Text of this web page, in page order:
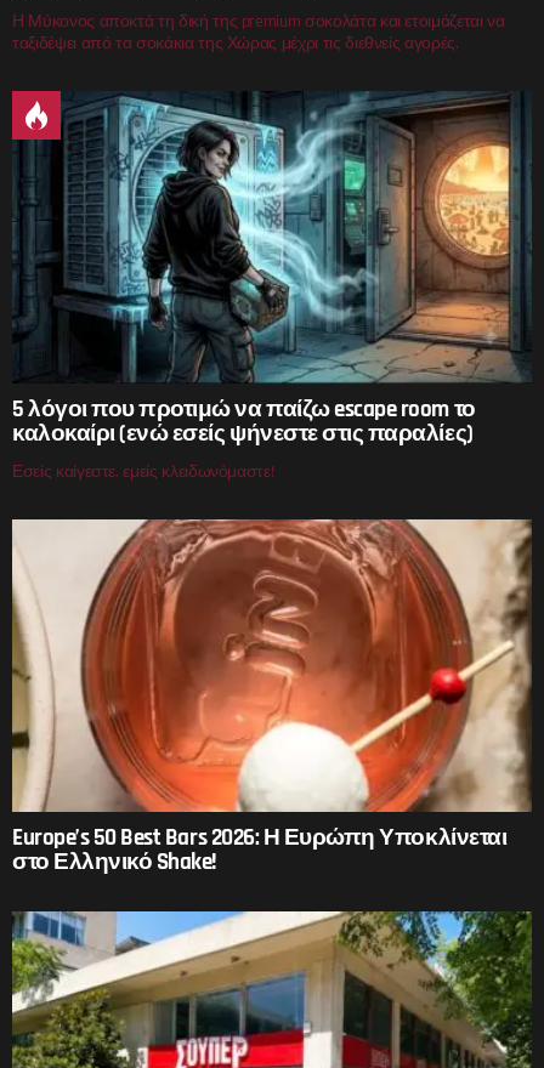
Η Μύκονος αποκτά τη δική της premium σοκολάτα και ετοιμάζεται να
ταξιδέψει από τα σοκάκια της Χώρας μέχρι τις διεθνείς αγορές.
5 λόγοι που προτιμώ να παίζω escape room το
καλοκαίρι (ενώ εσείς ψήνεστε στις παραλίες)
Εσείς καίγεστε, εμείς κλειδωνόμαστε!
Europe’s 50 Best Bars 2026: Η Ευρώπη Υποκλίνεται
στο Ελληνικό Shake!